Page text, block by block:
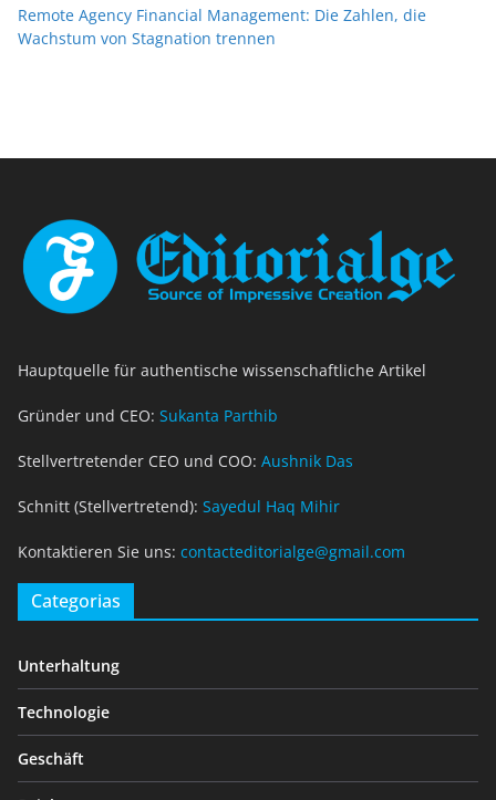
Remote Agency Financial Management: Die Zahlen, die
Wachstum von Stagnation trennen
Hauptquelle für authentische wissenschaftliche Artikel
Gründer und CEO: Sukanta Parthib
Stellvertretender CEO und COO: Aushnik Das
Schnitt (Stellvertretend): Sayedul Haq Mihir
Kontaktieren Sie uns: contacteditorialge@gmail.com
Categorias
Unterhaltung
Technologie
Geschäft